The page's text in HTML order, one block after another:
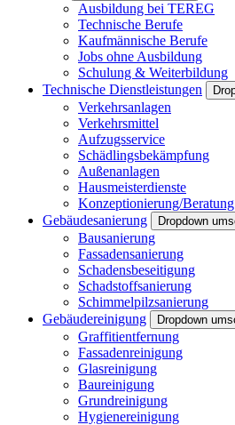
Ausbildung bei TEREG
Technische Berufe
Kaufmännische Berufe
Jobs ohne Ausbildung
Schulung & Weiterbildung
Technische Dienstleistungen
Verkehrsanlagen
Verkehrsmittel
Aufzugsservice
Schädlingsbekämpfung
Außenanlagen
Hausmeisterdienste
Konzeptionierung/Beratung
Gebäudesanierung
Dropdown
Bausanierung
Fassadensanierung
Schadensbeseitigung
Schadstoffsanierung
Schimmelpilzsanierung
Gebäudereinigung
Dropdown
Graffitientfernung
Fassadenreinigung
Glasreinigung
Baureinigung
Grundreinigung
Hygienereinigung